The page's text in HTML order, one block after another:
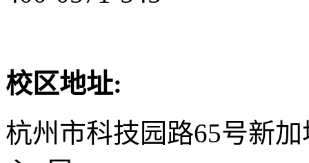
校区地址:
杭州市科技园路65号新